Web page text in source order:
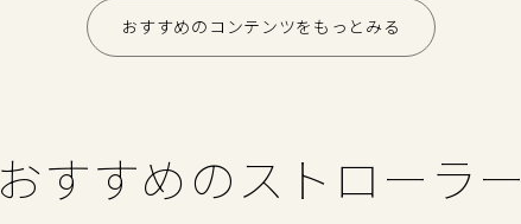
おすすめのコンテンツをもっとみる
おすすめのストローラー